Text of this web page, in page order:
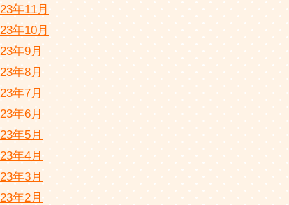
年11月
年10月
年9月
年8月
年7月
年6月
年5月
年4月
年3月
年2月